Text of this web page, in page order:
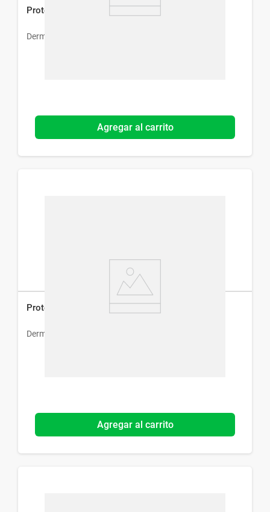
Protector Solar Dermaglós Fps 80 x 90 g
Dermaglós
Agregar al carrito
Protector Solar Dermaglós Fps 65 x 90 g
Dermaglós
Agregar al carrito